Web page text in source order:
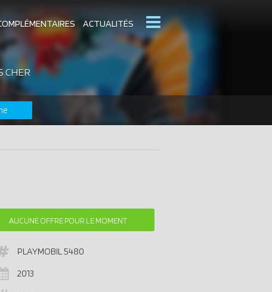
ACTUALITÉS
CATALOGUES PLAYMOBIL
DERNIERS PLAYMOBIL AJOUTÉS
CHER
AUCUNE OFFRE POUR LE MOMENT
PLAYMOBIL5480
2013